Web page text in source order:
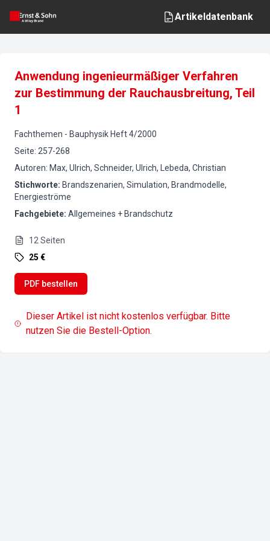
Artikeldatenbank
Anwendung ingenieurmäßiger Verfahren
zur Bestimmung der Rauchausbreitung, Teil
1
Fachthemen - Bauphysik Heft4/2000
Seite: 257-268
Autoren: Max, Ulrich, Schneider, Ulrich, Lebeda, Christian
Stichworte: Brandszenarien, Simulation, Brandmodelle,
Energieströme
Fachgebiete: Allgemeines + Brandschutz
12 Seiten
25 €
PDF bestellen
Dieser Artikel ist nicht kostenlos verfügbar. Bitte
nutzen Sie die Bestell-Option.